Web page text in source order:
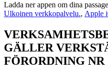
Ladda ner appen om dina
Ulkoinen verkkopalvelu., Apple
GÄLLER
FÖRORDNING NR